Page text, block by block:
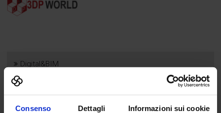
Consenso Dettagli Informazioni sui cookie
Digital&BIM
Esporre